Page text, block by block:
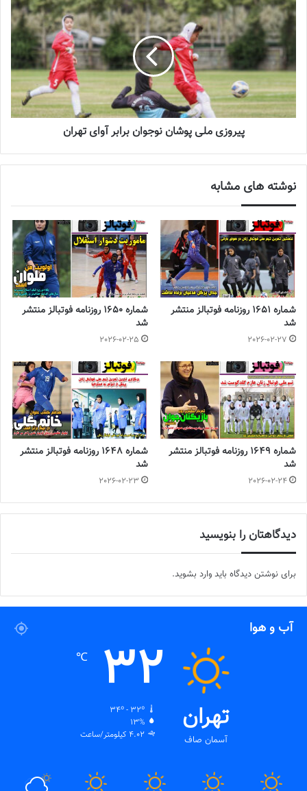
2023-06-14
شماره 918 روزنامه فوتبالز منتشر شد
2023-07-07
کنفدراسیون فوتبال آسیا نحوه برگزاری و تعیین سهمیه تیم‌های حاضر در
مسابقات لیگ قهرمانان بانوان آسیا را مشخص کرد.
◾️با فوتبالز همراه شوید
◾️
footballs.women@
برچسب ها روزنامه فوتبالز فوتبال زنان فوتسال زنان
پیروزی ملی پوشان نوجوان برابر آوای تهران
نوشته های مشابه
شماره 1651 روزنامه فوتبالز منتشر
شد
2026-02-27
شماره 1650 روزنامه فوتبالز منتشر
شد
2026-02-25
شماره 1649 روزنامه فوتبالز منتشر
شد
2026-02-24
شماره 1648 روزنامه فوتبالز منتشر
شد
2026-02-23
دیدگاهتان را بنویسید
برای نوشتن دیدگاه باید وارد بشوید.
آب و هوا
تهران
آسمان صاف
32
℃
34º - 32º
13%
4.02 کیلومتر/ساعت